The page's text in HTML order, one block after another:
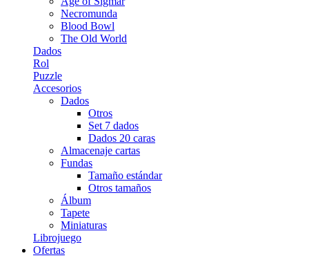
Necromunda
Blood Bowl
The Old World
Dados
Rol
Puzzle
Accesorios
Dados
Otros
Set 7 dados
Dados 20 caras
Almacenaje cartas
Fundas
Tamaño estándar
Otros tamaños
Álbum
Tapete
Miniaturas
Librojuego
Ofertas